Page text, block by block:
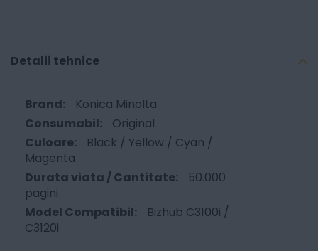
Detalii tehnice
Konica Minolta
Original
Black / Yellow / Cyan /
Magenta
50.000
pagini
Bizhub C3100i /
C3120i